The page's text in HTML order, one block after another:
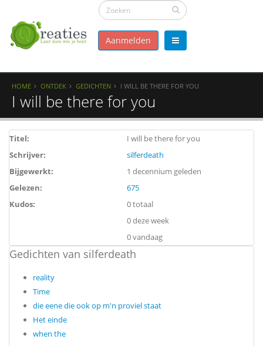
Aanmelden
HOME ONTDEK GEDICHTEN I WILL BE THERE FOR YOU
I will be there for you
Titel:
I will be there for you
Schrijver:
silferdeath
Bijgewerkt:
1 decennium geleden
Gelezen:
675
Kudos:
0 totaal
0 deze week
0 vandaag
Gedichten van silferdeath
reality
Time
die eene die ook op m'n proviel staat
Het einde
when the